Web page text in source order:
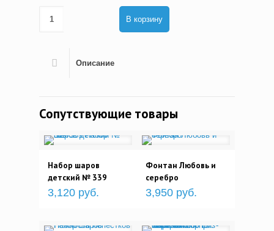
В корзину
Описание
Сопутствующие товары
Набор шаров
детский № 339
3,120 руб.
Фонтан Любовь и
серебро
3,950 руб.